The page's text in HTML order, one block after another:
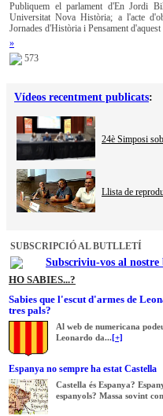
Publiquem el parlament d'En Jordi
Universitat Nova Història; a l'acte
Jornades d'Història i Pensament d'aquest
»
573
Vídeos recentment publicats:
24è Simposi
Llista de
SUBSCRIPCIÓ AL BUTLLETÍ
Subscriviu-vos al
HO SABIES...?
Sabies que l'escut d'armes de
tres pals?
Al web de numericana
Leonardo da...[+]
Espanya no sempre ha estat Castella
Castella és Espanya?
espanyols? Massa sovint